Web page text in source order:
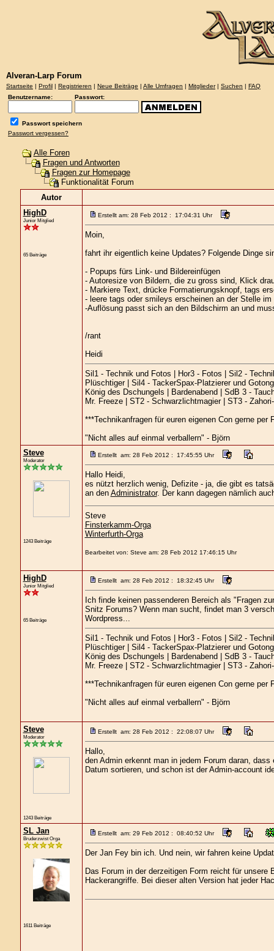
Alveran-Larp Forum
Startseite | Profil | Registrieren | Neue Beiträge | Alle Umfragen | Mitglieder| Suchen | FAQ
Benutzername:
Passwort:
Passwort speichern
Passwort vergessen?
Alle Foren
Fragen und Antworten
Fragen zur Homepage
Funktionalität Forum
Autor
HighD
Junior Mitglied
65 Beiträge
Erstellt am: 28 Feb 2012 : 17:04:31 Uhr
Moin,
fahrt ihr eigentlich keine Updates? Folgende Dinge
- Popups fürs Link- und Bildereinfügen
- Autoresize von Bildern, die zu gross sind, Klick
- Markiere Text, drücke Formatierungsknopf, tags
- leere tags oder smileys erscheinen an der Stelle
-Auflösung passt sich an den Bildschirm an und
/rant
Heidi
Sil1 - Technik und Fotos | Hor3 - Fotos | Sil2 -
Plüschtiger | Sil4 - TackerSpax-Platzierer und
König des Dschungels | Bardenabend | SdB 3 -
Mr. Freeze | ST2 - Schwarzlichtmagier | ST3 -
***Technikanfragen für euren eigenen Con gerne per
"Nicht alles auf einmal verballern" - Björn
Steve
Moderator
1243 Beiträge
Erstellt am: 28 Feb 2012 : 17:45:55 Uhr
Hallo Heidi,
es nützt herzlich wenig, Defizite - ja, die gibt es
an den Administrator. Der kann dagegen nämlich
Steve
Finsterkamm-Orga
Winterfurth-Orga
Bearbeitet von: Steve am: 28 Feb 2012 17:46:15 Uhr
HighD
Junior Mitglied
65 Beiträge
Erstellt am: 28 Feb 2012 : 18:32:45 Uhr
Ich finde keinen passenderen Bereich als "Fragen
Snitz Forums? Wenn man sucht, findet man 3
Wordpress...
Sil1 - Technik und Fotos | Hor3 - Fotos | Sil2 -
Plüschtiger | Sil4 - TackerSpax-Platzierer und
König des Dschungels | Bardenabend | SdB 3 -
Mr. Freeze | ST2 - Schwarzlichtmagier | ST3 -
***Technikanfragen für euren eigenen Con gerne per
"Nicht alles auf einmal verballern" - Björn
Steve
Moderator
1243 Beiträge
Erstellt am: 28 Feb 2012 : 22:08:07 Uhr
Hallo,
den Admin erkennt man in jedem Forum daran,
Datum sortieren, und schon ist der Admin-account
SL Jan
Bruderzwist Orga
1611 Beiträge
Erstellt am: 29 Feb 2012 : 08:40:52 Uhr
Der Jan Fey bin ich. Und nein, wir fahren keine
Das Forum in der derzeitigen Form reicht für
Hackerangriffe. Bei dieser alten Version hat jeder